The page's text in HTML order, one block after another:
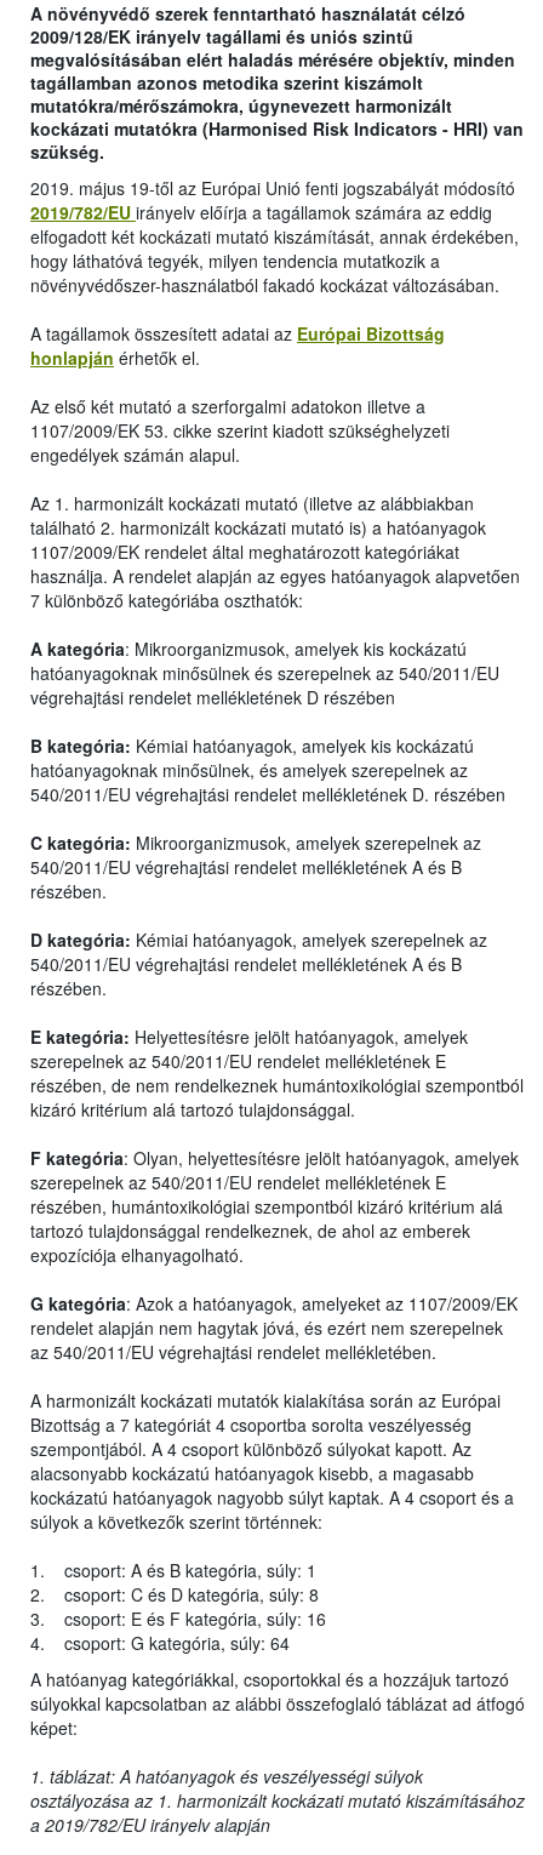
A növényvédő szerek fenntartható használatát célzó
2009/128/EK irányelv tagállami és uniós szintű
megvalósításában elért haladás mérésére objektív, minden
tagállamban azonos metodika szerint kiszámolt
mutatókra/mérőszámokra, úgynevezett harmonizált
kockázati mutatókra (Harmonised Risk Indicators - HRI) van
szükség.
2019. május 19-től az Európai Unió fenti jogszabályát módosító
2019/782/EU irányelv előírja a tagállamok számára az eddig
elfogadott két kockázati mutató kiszámítását, annak érdekében,
hogy láthatóvá tegyék, milyen tendencia mutatkozik a
növényvédőszer-használatból fakadó kockázat változásában.
A tagállamok összesített adatai az Európai Bizottság
honlapján érhetők el.
Az első két mutató a szerforgalmi adatokon illetve a
1107/2009/EK 53. cikke szerint kiadott szükséghelyzeti
engedélyek számán alapul.
Az 1. harmonizált kockázati mutató (illetve az alábbiakban
található 2. harmonizált kockázati mutató is) a hatóanyagok
1107/2009/EK rendelet által meghatározott kategóriákat
használja. A rendelet alapján az egyes hatóanyagok alapvetően
7 különböző kategóriába oszthatók:
A kategória: Mikroorganizmusok, amelyek kis kockázatú
hatóanyagoknak minősülnek és szerepelnek az 540/2011/EU
végrehajtási rendelet mellékletének D részében
B kategória: Kémiai hatóanyagok, amelyek kis kockázatú
hatóanyagoknak minősülnek, és amelyek szerepelnek az
540/2011/EU végrehajtási rendelet mellékletének D. részében
C kategória: Mikroorganizmusok, amelyek szerepelnek az
540/2011/EU végrehajtási rendelet mellékletének A és B
részében.
D kategória: Kémiai hatóanyagok, amelyek szerepelnek az
540/2011/EU végrehajtási rendelet mellékletének A és B
részében.
E kategória: Helyettesítésre jelölt hatóanyagok, amelyek
szerepelnek az 540/2011/EU rendelet mellékletének E
részében, de nem rendelkeznek humántoxikológiai szempontból
kizáró kritérium alá tartozó tulajdonsággal.
F kategória: Olyan, helyettesítésre jelölt hatóanyagok, amelyek
szerepelnek az 540/2011/EU rendelet mellékletének E
részében, humántoxikológiai szempontból kizáró kritérium alá
tartozó tulajdonsággal rendelkeznek, de ahol az emberek
expozíciója elhanyagolható.
G kategória: Azok a hatóanyagok, amelyeket az 1107/2009/EK
rendelet alapján nem hagytak jóvá, és ezért nem szerepelnek
az 540/2011/EU végrehajtási rendelet mellékletében.
A harmonizált kockázati mutatók kialakítása során az Európai
Bizottság a 7 kategóriát 4 csoportba sorolta veszélyesség
szempontjából. A 4 csoport különböző súlyokat kapott. Az
alacsonyabb kockázatú hatóanyagok kisebb, a magasabb
kockázatú hatóanyagok nagyobb súlyt kaptak. A 4 csoport és a
súlyok a következők szerint történnek:
1. csoport: A és B kategória, súly: 1
2. csoport: C és D kategória, súly: 8
3. csoport: E és F kategória, súly: 16
4. csoport: G kategória, súly: 64
A hatóanyag kategóriákkal, csoportokkal és a hozzájuk tartozó
súlyokkal kapcsolatban az alábbi összefoglaló táblázat ad átfogó
képet:
1. táblázat: A hatóanyagok és veszélyességi súlyok
osztályozása az 1. harmonizált kockázati mutató kiszámításához
a 2019/782/EU irányelv alapján